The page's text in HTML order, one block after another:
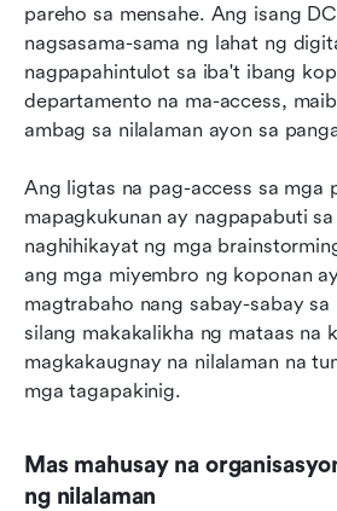
pareho sa mensahe. Ang isang
nagsasama-sama ng lahat ng
nagpapahintulot sa iba't ibang
departamento na ma-access,
ambag sa nilalaman ayon sa
Ang ligtas na pag-access sa mga
mapagkukunan ay nagpapabuti
naghihikayat ng mga
ang mga miyembro ng koponan
magtrabaho nang sabay-sabay
silang makakalikha ng mataas na
magkakaugnay na nilalaman na
mga tagapakinig.
Mas mahusay na
ng nilalaman